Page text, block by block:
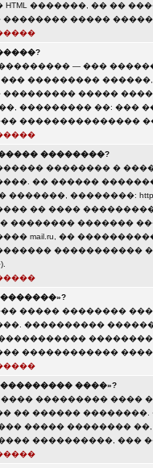
�������, �� ��
�����
— ���
���������
�����
��������� ��: ���
���������������
��������?
�������� �
�� ������
��������: http://
�� ����
�������� �������
mail.ru, ��
����������� ���
����� ��������
����������
������������
����»?
��������� ����
�� ������
����� ��������
����������, ���